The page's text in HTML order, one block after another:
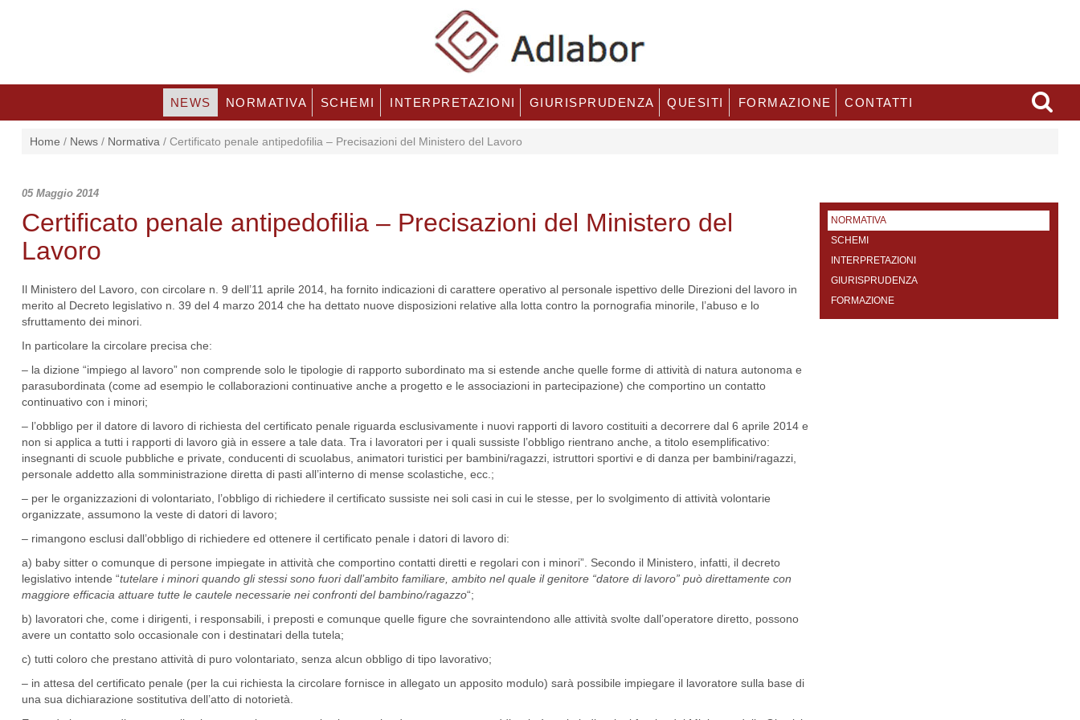
NEWS NORMATIVA SCHEMI INTERPRETAZIONI GIURISPRUDENZA QUESITI FORMAZIONE CONTATTI
Home / News / Normativa / Certificato penale antipedofilia – Precisazioni del Ministero del Lavoro
05 Maggio 2014
Certificato penale antipedofilia – Precisazioni del Ministero del
Lavoro
Il Ministero del Lavoro, con circolare n. 9 dell’11 aprile 2014, ha fornito indicazioni di carattere operativo al personale ispettivo delle Direzioni del lavoro in
merito al Decreto legislativo n. 39 del 4 marzo 2014 che ha dettato nuove disposizioni relative alla lotta contro la pornografia minorile, l’abuso e lo
sfruttamento dei minori.
In particolare la circolare precisa che:
– la dizione “impiego al lavoro” non comprende solo le tipologie di rapporto subordinato ma si estende anche quelle forme di attività di natura autonoma e
parasubordinata (come ad esempio le collaborazioni continuative anche a progetto e le associazioni in partecipazione) che comportino un contatto
continuativo con i minori;
– l’obbligo per il datore di lavoro di richiesta del certificato penale riguarda esclusivamente i nuovi rapporti di lavoro costituiti a decorrere dal 6 aprile 2014 e
non si applica a tutti i rapporti di lavoro già in essere a tale data. Tra i lavoratori per i quali sussiste l’obbligo rientrano anche, a titolo esemplificativo:
insegnanti di scuole pubbliche e private, conducenti di scuolabus, animatori turistici per bambini/ragazzi, istruttori sportivi e di danza per bambini/ragazzi,
personale addetto alla somministrazione diretta di pasti all’interno di mense scolastiche, ecc.;
– per le organizzazioni di volontariato, l’obbligo di richiedere il certificato sussiste nei soli casi in cui le stesse, per lo svolgimento di attività volontarie
organizzate, assumono la veste di datori di lavoro;
– rimangono esclusi dall’obbligo di richiedere ed ottenere il certificato penale i datori di lavoro di:
a) baby sitter o comunque di persone impiegate in attività che comportino contatti diretti e regolari con i minori”. Secondo il Ministero, infatti, il decreto
legislativo intende “tutelare i minori quando gli stessi sono fuori dall’ambito familiare, ambito nel quale il genitore “datore di lavoro” può direttamente con
maggiore efficacia attuare tutte le cautele necessarie nei confronti del bambino/ragazzo“;
b) lavoratori che, come i dirigenti, i responsabili, i preposti e comunque quelle figure che sovraintendono alle attività svolte dall’operatore diretto, possono
avere un contatto solo occasionale con i destinatari della tutela;
c) tutti coloro che prestano attività di puro volontariato, senza alcun obbligo di tipo lavorativo;
– in attesa del certificato penale (per la cui richiesta la circolare fornisce in allegato un apposito modulo) sarà possibile impiegare il lavoratore sulla base di
una sua dichiarazione sostitutiva dell’atto di notorietà.
NORMATIVA
SCHEMI
INTERPRETAZIONI
GIURISPRUDENZA
FORMAZIONE